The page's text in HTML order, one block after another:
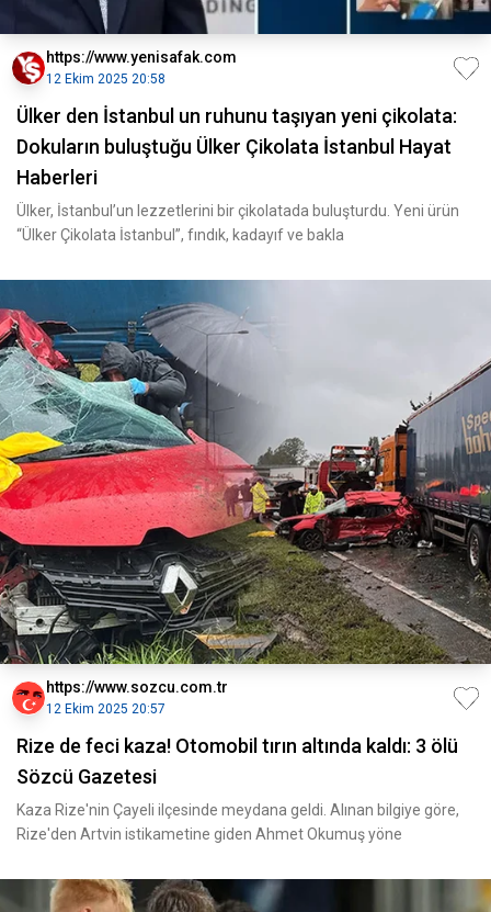
https://www.yenisafak.com
12 Ekim 2025 20:58
Ülker den İstanbul un ruhunu taşıyan yeni çikolata:
Dokuların buluştuğu Ülker Çikolata İstanbul Hayat
Haberleri
Ülker, İstanbul’un lezzetlerini bir çikolatada buluşturdu. Yeni ürün
“Ülker Çikolata İstanbul”, fındık, kadayıf ve bakla
https://www.sozcu.com.tr
12 Ekim 2025 20:57
Rize de feci kaza! Otomobil tırın altında kaldı: 3 ölü
Sözcü Gazetesi
Kaza Rize'nin Çayeli ilçesinde meydana geldi. Alınan bilgiye göre,
Rize'den Artvin istikametine giden Ahmet Okumuş yöne